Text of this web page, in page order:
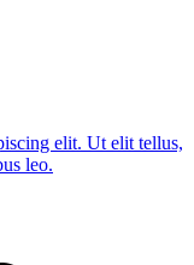
elit. Ut elit tellus,
leo.